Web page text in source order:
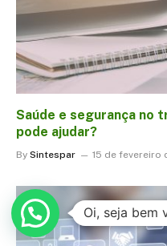
Saúde e segurança no
pode ajudar?
By Sintespar 15 de fevereiro
Oi, seja bem